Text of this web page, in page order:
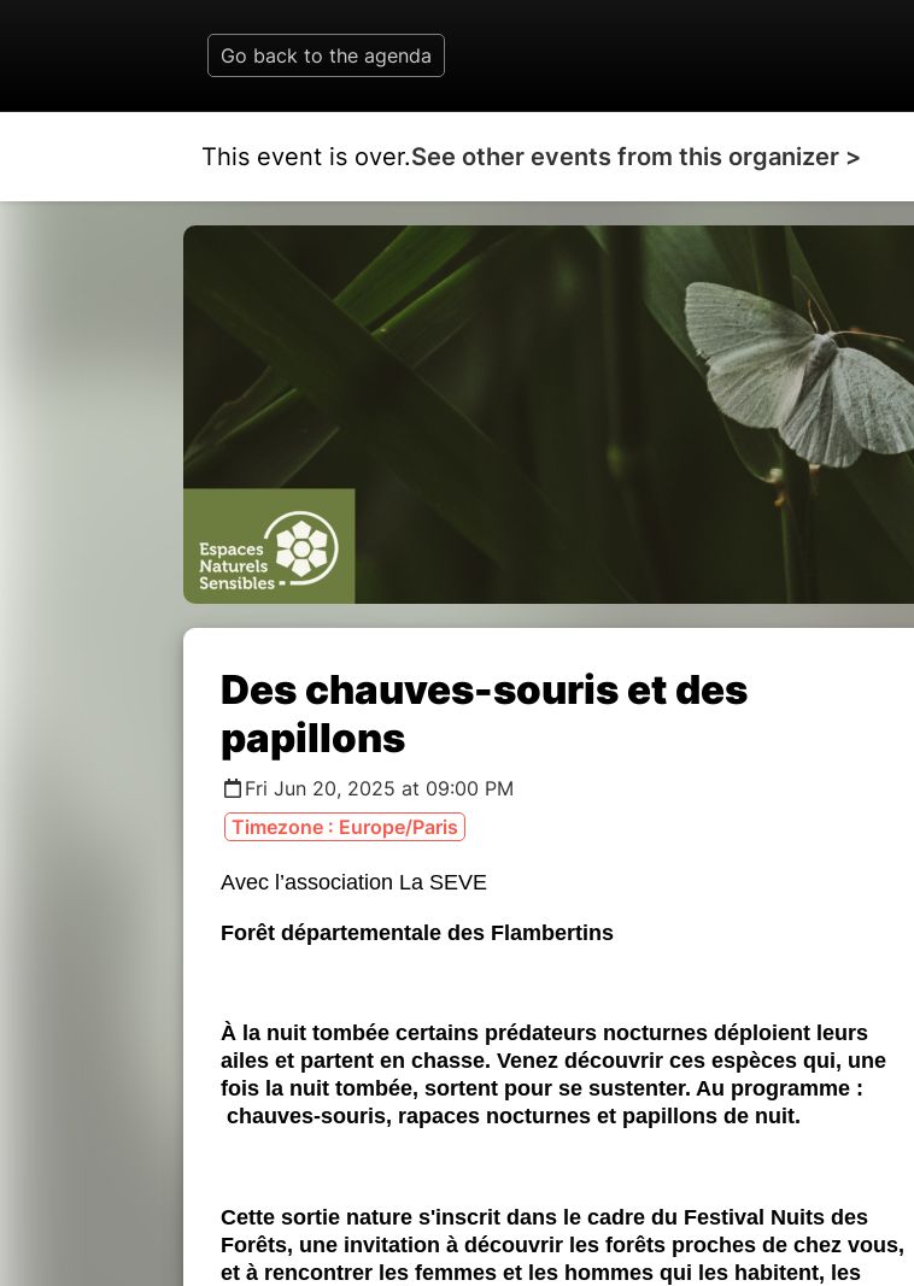
Go back to the agenda
This event is over.See other events from this organizer >
Des chauves-souris et des
papillons
Fri Jun 20, 2025 at 09:00 PM
Timezone : Europe/Paris
Avec l’association La SEVE
Forêt départementale des Flambertins
À la nuit tombée certains prédateurs nocturnes déploient leurs
ailes et partent en chasse. Venez découvrir ces espèces qui, une
fois la nuit tombée, sortent pour se sustenter. Au programme :
chauves-souris, rapaces nocturnes et papillons de nuit.
Cette sortie nature s'inscrit dans le cadre du Festival Nuits des
Forêts, une invitation à découvrir les forêts proches de chez vous,
et à rencontrer les femmes et les hommes qui les habitent, les